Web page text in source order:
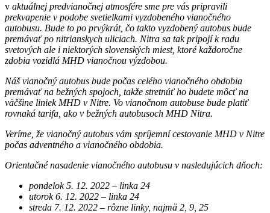
v aktuálnej predvianočnej atmosfére sme pre vás pripravili
prekvapenie v podobe svetielkami vyzdobeného vianočného
autobusu. Bude to po prvýkrát, čo takto vyzdobený autobus bude
premávať po nitrianskych uliciach. Nitra sa tak pripojí k radu
svetových ale i niektorých slovenských miest, ktoré každoročne
zdobia vozidlá MHD vianočnou výzdobou.
Náš vianočný autobus bude počas celého vianočného obdobia
premávať na bežných spojoch, takže stretnúť ho budete môcť na
väčšine liniek MHD v Nitre. Vo vianočnom autobuse bude platiť
rovnaká tarifa, ako v bežných autobusoch MHD Nitra.
Veríme, že vianočný autobus vám spríjemní cestovanie MHD v Nitre
počas adventného a vianočného obdobia.
Orientačné nasadenie vianočného autobusu v nasledujúcich dňoch:
pondelok 5. 12. 2022 – linka 24
utorok 6. 12. 2022 – linka 24
streda 7. 12. 2022 – rôzne linky, najmä 2, 9, 25